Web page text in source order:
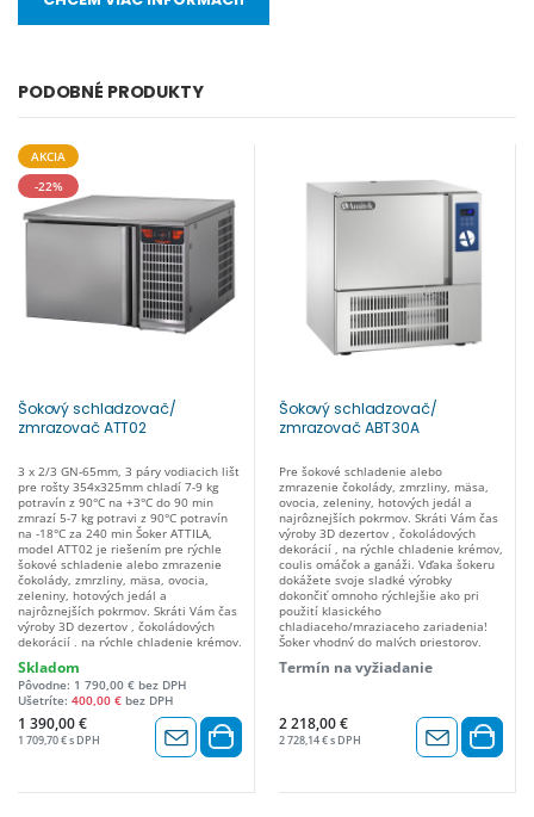
PODOBNÉ PRODUKTY
AKCIA
-22%
Šokový schladzovač/
zmrazovač ATT02
3 x 2/3 GN-65mm, 3 páry vodiacich lišt
pre rošty 354x325mm chladí 7-9 kg
potravín z 90°C na +3°C do 90 min
zmrazí 5-7 kg potravi z 90°C potravín
na -18°C za 240 min Šoker ATTILA,
model ATT02 je riešením pre rýchle
šokové schladenie alebo zmrazenie
čokolády, zmrzliny, mäsa, ovocia,
zeleniny, hotových jedál a
najrôznejších pokrmov. Skráti Vám čas
výroby 3D dezertov , čokoládových
dekorácií , na rýchle chladenie krémov,
dokážete svoje sladké výrobky
dokončiť omnoho rýchlejšie ako pri
použití klasického
chladiaceho/mraziaceho zariadenia!
Výkonný a kompaktný stroj schopný za
niekoľko minút schladiť-zmraziť
umožňujú umiestniť aj na pracovný
Skladom
Pôvodne: 1 790,00 € bez DPH
Ušetríte: 400,00 € bez DPH
1 390,00 €
1 709,70 € s DPH
Šokový schladzovač/
zmrazovač ABT30A
Pre šokové schladenie alebo
zmrazenie čokolády, zmrzliny, mäsa,
ovocia, zeleniny, hotových jedál a
najrôznejších pokrmov. Skráti Vám čas
výroby 3D dezertov , čokoládových
dekorácií , na rýchle chladenie krémov,
coulis omáčok a ganáži. Vďaka šokeru
dokážete svoje sladké výrobky
dokončiť omnoho rýchlejšie ako pri
použití klasického
chladiaceho/mraziaceho zariadenia!
Šoker vhodný do malých priestorov,
Orientačná kapacita šokového
šokového mrazenia: 5 kg/na -18 °C z
+90°C teplej suroviny Digitálny
ovládací panel umožňuje nastaviť
Vnútorná komora z ušľachtilej ocele
Termín na vyžiadanie
2 218,00 €
2 728,14 € s DPH